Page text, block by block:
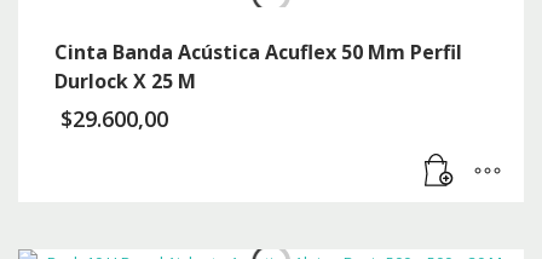
Cinta Banda Acústica Acuflex 50 Mm Perfil
Durlock X 25 M
$29.600,00